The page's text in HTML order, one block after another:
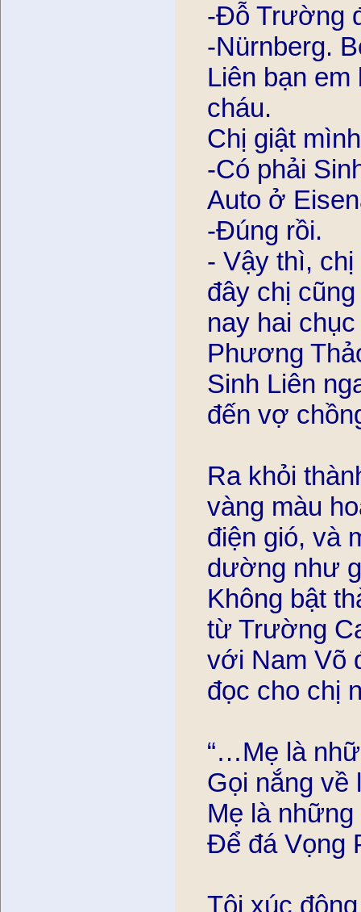
-Đỗ Trường
-Nürnberg.
Liên bạn em
cháu.
Chị giật
-Có phải
Auto ở
-Đúng rồi.
- Vậy thì,
đây chị
nay hai
Phương
Sinh Liên
đến vợ
Ra khỏi
vàng màu
điện gió, và
dường như
Không bật
từ Trường
với Nam Võ
đọc cho chị
“…Mẹ là
Gọi nắng về
Mẹ là
Để đá Vọng
Tôi xúc